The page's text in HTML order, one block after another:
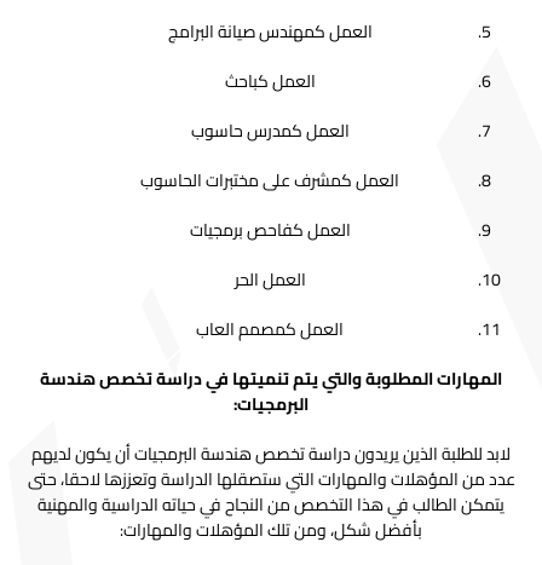
العمل كمهندس صيانة البرامج
العمل كباحث
العمل كمدرس حاسوب
العمل كمشرف على مختبرات الحاسوب
العمل كفاحص برمجيات
العمل الحر
العمل كمصمم العاب
المهارات المطلوبة والتي يتم تنميتها في دراسة تخصص هندسة
البرمجيات:
لابد للطلبة الذين يريدون دراسة تخصص هندسة البرمجيات أن يكون لديهم
عدد من المؤهلات والمهارات التي ستصقلها الدراسة وتعززها لاحقا، حتى
يتمكن الطالب في هذا التخصص من النجاح في حياته الدراسية والمهنية
بأفضل شكل، ومن تلك المؤهلات والمهارات: